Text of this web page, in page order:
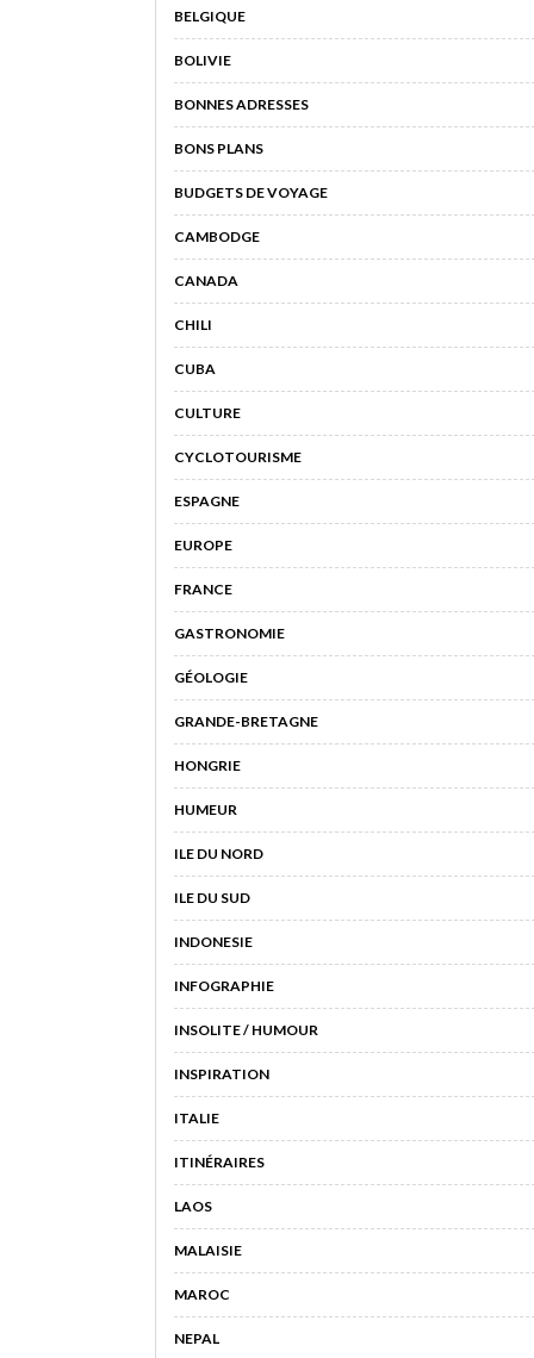
BELGIQUE
BOLIVIE
BONNES ADRESSES
BONS PLANS
BUDGETS DE VOYAGE
CAMBODGE
CANADA
CHILI
CUBA
CULTURE
CYCLOTOURISME
ESPAGNE
EUROPE
FRANCE
GASTRONOMIE
GÉOLOGIE
GRANDE-BRETAGNE
HONGRIE
HUMEUR
ILE DU NORD
ILE DU SUD
INDONESIE
INFOGRAPHIE
INSOLITE / HUMOUR
INSPIRATION
ITALIE
ITINÉRAIRES
LAOS
MALAISIE
MAROC
NEPAL